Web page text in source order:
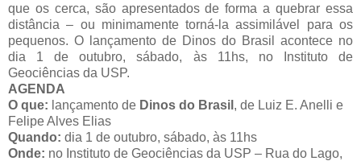
que os cerca, são apresentados de forma a quebrar essa
distância – ou minimamente torná-la assimilável para os
pequenos. O lançamento de Dinos do Brasil acontece no
dia 1 de outubro, sábado, às 11hs, no Instituto de
Geociências da USP.
AGENDA
O que: lançamento de Dinos do Brasil , de Luiz E. Anelli e
Felipe Alves Elias
Quando: dia 1 de outubro, sábado, às 11hs
Onde: no Instituto de Geociências da USP – Rua do Lago,